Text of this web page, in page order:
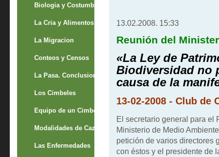
Biologia y Costumbres
La Cria y Alimentos
La Migracion
Conteos y Censos
La Pasa. Conclusion
Los Cimbeles
Equipo de un Cimbelero
Modalidades de Caza
Las Enfermedades
13.02.2008. 15:33
Reunión del
«La Ley de
Biodiversidad no
causa de la
13-02-2008 - Club de
El secretario general para el
Ministerio de Medio
petición de varios directores
con éstos y el presidente de